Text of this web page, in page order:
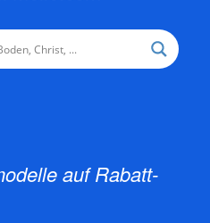
auf Rabatt-